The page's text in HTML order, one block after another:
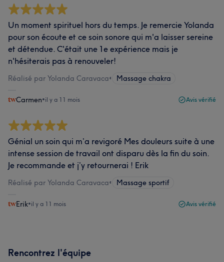
Un moment spirituel hors du temps. Je remercie Yolanda
pour son écoute et ce soin sonore qui m'a laisser sereine
et détendue. C'était une 1e expérience mais je
n'hésiterais pas à renouveler!
Réalisé par Yolanda Caravaca• Massage chakra
Carmen•il y a 11 mois Avis vérifié
Génial un soin qui m’a revigoré Mes douleurs suite à une
intense session de travail ont disparu dès la fin du soin.
Je recommande et j’y retournerai ! Erik
Réalisé par Yolanda Caravaca• Massage sportif
Erik•il y a 11 mois Avis vérifié
Rencontrez l'équipe